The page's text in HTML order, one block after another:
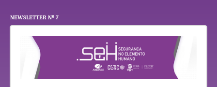
NEWSLETTER Nº 7